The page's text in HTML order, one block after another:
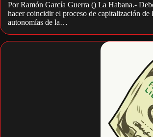
Por Ramón García Guerra () La Habana.-
hacer coincidir el proceso de capitalización de
autonomías de la…